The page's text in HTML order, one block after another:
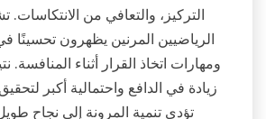
التركيز، والتعافي من الانتكاسات.
الرياضيين المرنين يظهرون تحسينًا
ومهارات اتخاذ القرار أثناء المنافسة.
زيادة في الدافع واحتمالية أكبر
تؤدي تنمية المرونة إلى نجاح